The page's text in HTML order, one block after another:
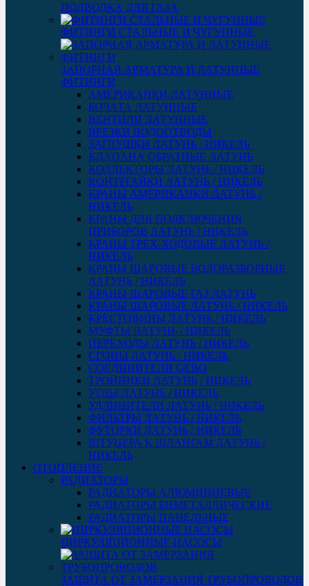
ПОДВОДКА ДЛЯ ГАЗА
ФИТИНГИ СТАЛЬНЫЕ И ЧУГУННЫЕ
ЗАПОРНАЯ АРМАТУРА И ЛАТУННЫЕ
ФИТИНГИ
АМЕРИКАНКИ ЛАТУННЫЕ
БОЧАТА ЛАТУННЫЕ
ВЕНТИЛИ ЛАТУННЫЕ
ВРЕЗКИ ВОДООТВОДЫ
ЗАГЛУШКИ ЛАТУНЬ / НИКЕЛЬ
КЛАПАНА ОБРАТНЫЕ ЛАТУНЬ
КОЛЛЕКТОРЫ ЛАТУНЬ / НИКЕЛЬ
КОНТРГАЙКИ ЛАТУНЬ / НИКЕЛЬ
КРАНЫ АМЕРИКАНКИ ЛАТУНЬ /
НИКЕЛЬ
КРАНЫ ДЛЯ ПОДКЛЮЧЕНИЯ
ПРИБОРОВ ЛАТУНЬ / НИКЕЛЬ
КРАНЫ ТРЕХ-ХОДОВЫЕ ЛАТУНЬ /
НИКЕЛЬ
КРАНЫ ШАРОВЫЕ ВОДОРАЗБОРНЫЕ
ЛАТУНЬ / НИКЕЛЬ
КРАНЫ ШАРОВЫЕ ГАЗ ЛАТУНЬ
КРАНЫ ШАРОВЫЕ ЛАТУНЬ / НИКЕЛЬ
КРЕСТОВИНЫ ЛАТУНЬ / НИКЕЛЬ
МУФТЫ ЛАТУНЬ / НИКЕЛЬ
ПЕРЕХОДЫ ЛАТУНЬ / НИКЕЛЬ
СГОНЫ ЛАТУНЬ / НИКЕЛЬ
СОЕДИНИТЕЛИ GEBO
ТРОЙНИКИ ЛАТУНЬ / НИКЕЛЬ
УГЛЫ ЛАТУНЬ / НИКЕЛЬ
УДЛИНИТЕЛИ ЛАТУНЬ / НИКЕЛЬ
ФИЛЬТРЫ ЛАТУНЬ / НИКЕЛЬ
ФУТОРКИ ЛАТУНЬ / НИКЕЛЬ
ШТУЦЕРА К ШЛАНГАМ ЛАТУНЬ /
НИКЕЛЬ
ОТОПЛЕНИЕ
РАДИАТОРЫ
РАДИАТОРЫ АЛЮМИНИЕВЫЕ
РАДИАТОРЫ БИМЕТАЛЛИЧЕСКИЕ
РАДИАТОРЫ ПАНЕЛЬНЫЕ
ЦИРКУЛЯЦИОННЫЕ НАСОСЫ
ЗАЩИТА ОТ ЗАМЕРЗАНИЯ ТРУБОПРОВОДОВ